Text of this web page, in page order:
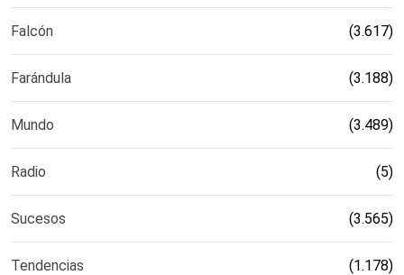
Falcón (3.617)
Farándula (3.188)
Mundo (3.489)
Radio (5)
Sucesos (3.565)
Tendencias (1.178)